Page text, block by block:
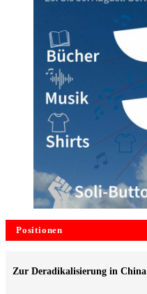
Positionen
Zur Deradikalisierung in